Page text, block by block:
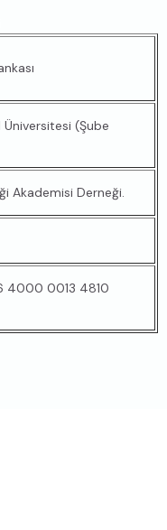
Üniversitesi (Şube
Akademisi Derneği.
4000 0013 4810